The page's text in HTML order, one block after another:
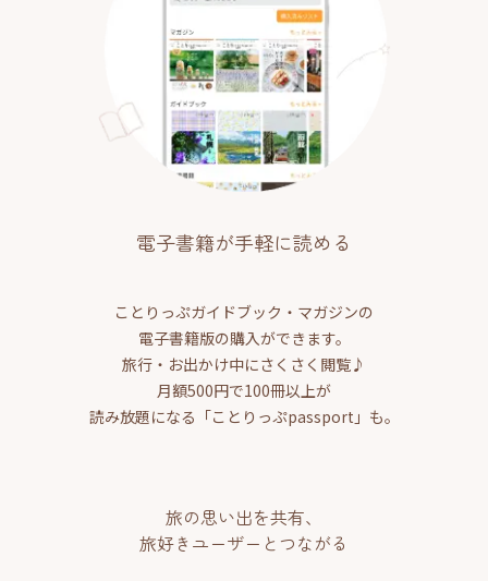
電子書籍が手軽に読める
ことりっぷガイドブック・マガジンの
電子書籍版の購入ができます。
旅行・お出かけ中にさくさく閲覧♪
月額500円で100冊以上が
読み放題になる「ことりっぷpassport」も。
旅の思い出を共有、
旅好きユーザーとつながる